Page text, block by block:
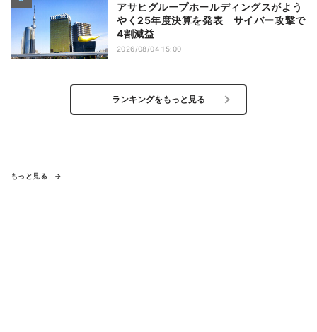
アサヒグループホールディングスがよう
やく25年度決算を発表 サイバー攻撃で
4割減益
2026/08/04 15:00
ランキングをもっと見る
もっと見る